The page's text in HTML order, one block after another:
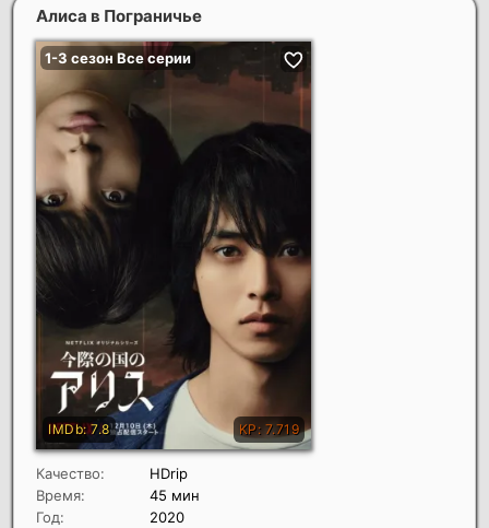
Алиса в Пограничье
Качество:
HDrip
Время:
45 мин
Год:
2020